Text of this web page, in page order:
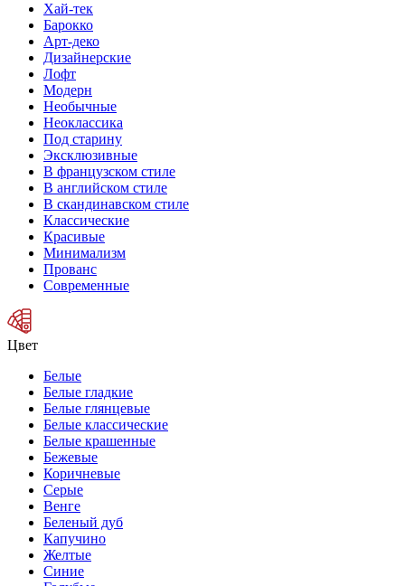
Хай-тек
Барокко
Арт-деко
Дизайнерские
Лофт
Модерн
Необычные
Неоклассика
Под старину
Эксклюзивные
В французском стиле
В английском стиле
В скандинавском стиле
Классические
Красивые
Минимализм
Прованс
Современные
Цвет
Белые
Белые гладкие
Белые глянцевые
Белые классические
Белые крашенные
Бежевые
Коричневые
Серые
Венге
Беленый дуб
Капучино
Желтые
Синие